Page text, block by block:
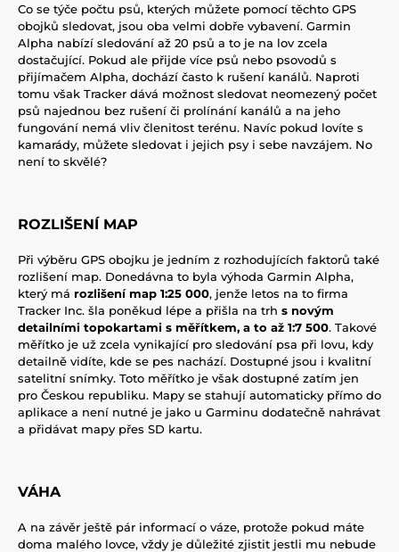
Co se týče počtu psů, kterých můžete pomocí těchto GPS
obojků sledovat, jsou oba velmi dobře vybavení. Garmin
Alpha nabízí sledování až 20 psů a to je na lov zcela
dostačující. Pokud ale přijde více psů nebo psovodů s
přijímačem Alpha, dochází často k rušení kanálů. Naproti
tomu však Tracker dává možnost sledovat neomezený počet
psů najednou bez rušení či prolínání kanálů a na jeho
fungování nemá vliv členitost terénu. Navíc pokud lovíte s
kamarády, můžete sledovat i jejich psy i sebe navzájem. No
není to skvělé?
ROZLIŠENÍ MAP
Při výběru GPS obojku je jedním z rozhodujících faktorů také
rozlišení map. Donedávna to byla výhoda Garmin Alpha,
který má rozlišení map 1:25 000, jenže letos na to firma
Tracker Inc. šla poněkud lépe a přišla na trh s novým
detailními topokartami s měřítkem, a to až 1:7 500. Takové
měřítko je už zcela vynikající pro sledování psa při lovu, kdy
detailně vidíte, kde se pes nachází. Dostupné jsou i kvalitní
satelitní snímky. Toto měřítko je však dostupné zatím jen
pro Českou republiku. Mapy se stahují automaticky přímo do
aplikace a není nutné je jako u Garminu dodatečně nahrávat
a přidávat mapy přes SD kartu.
VÁHA
A na závěr ještě pár informací o váze, protože pokud máte
doma malého lovce, vždy je důležité zjistit jestli mu nebude